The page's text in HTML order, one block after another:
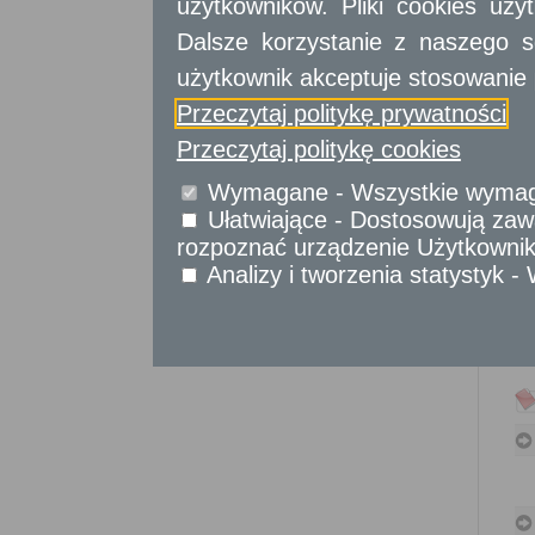
Sprawy obywatelskie
Udostępnianie informacji publicznej
Urząd Stanu Cywilnego
Usługi
dla przedsiębiorców
urzędów
użytkowników. Pliki cookies
Dalsze korzystanie z naszego
użytkownik akceptuje stosowanie
Przeczytaj politykę prywatności
Przeczytaj politykę cookies
Wymagane - Wszystkie
Ułatwiające - Dostosowują
rozpoznać urządzenie
Analizy i tworzenia statystyk -